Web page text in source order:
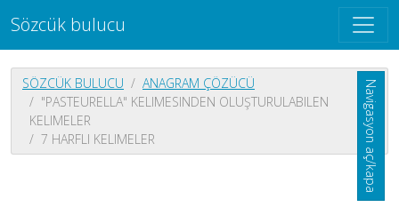
Sözcük bulucu
Navigasyon aç/kapa
SÖZCÜK BULUCU
ANAGRAM ÇÖZÜCÜ
"PASTEURELLA" KELIMESINDEN OLUŞTURULABILEN
KELIMELER
7 HARFLI KELIMELER